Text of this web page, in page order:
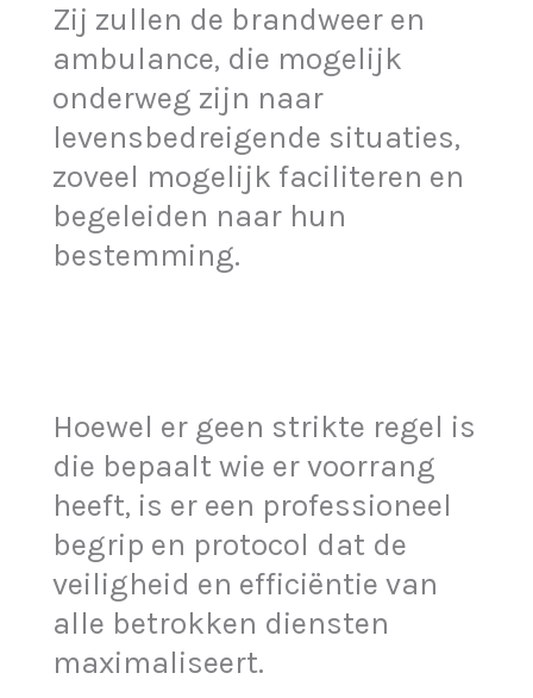
Zij zullen de brandweer en
ambulance, die mogelijk
onderweg zijn naar
levensbedreigende situaties,
zoveel mogelijk faciliteren en
begeleiden naar hun
bestemming.
Hoewel er geen strikte regel is
die bepaalt wie er voorrang
heeft, is er een professioneel
begrip en protocol dat de
veiligheid en efficiëntie van
alle betrokken diensten
maximaliseert.